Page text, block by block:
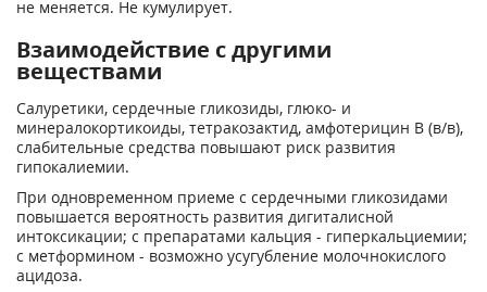
не меняется. Не кумулирует.
Взаимодействие с другими
веществами
Салуретики, сердечные гликозиды, глюко- и
минералокортикоиды, тетракозактид, амфотерицин В (в/в),
слабительные средства повышают риск развития
гипокалиемии.
При одновременном приеме с сердечными гликозидами
повышается вероятность развития дигиталисной
интоксикации; с препаратами кальция - гиперкальциемии;
с метформином - возможно усугубление молочнокислого
ацидоза.